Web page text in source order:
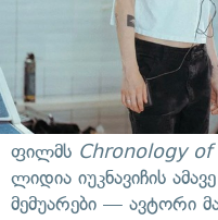
ფილმს Chronology of
ლიდია იუკნავიჩის
მემუარები — ავტორი